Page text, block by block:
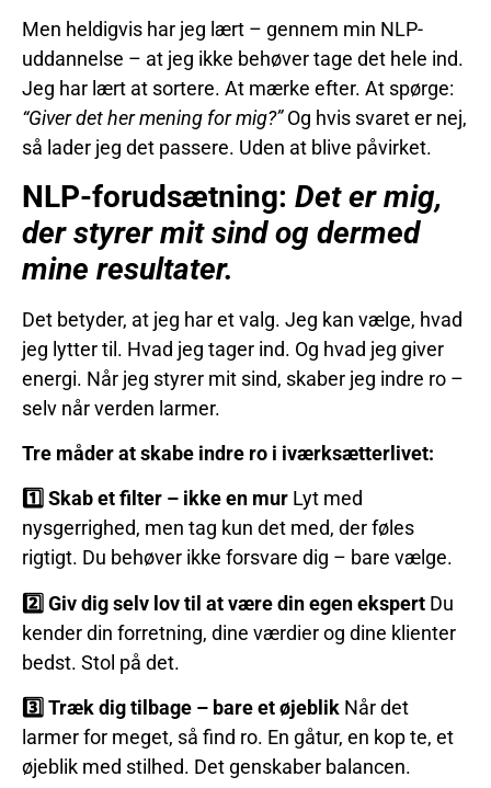
Men heldigvis har jeg lært – gennem min NLP-
uddannelse – at jeg ikke behøver tage det hele ind.
Jeg har lært at sortere. At mærke efter. At spørge:
“Giver det her mening for mig?”Og hvis svaret er nej,
så lader jeg det passere. Uden at blive påvirket.
NLP-forudsætning: Det er mig,
der styrer mit sind og dermed
mine resultater.
Det betyder, at jeg har et valg. Jeg kan vælge, hvad
jeg lytter til. Hvad jeg tager ind. Og hvad jeg giver
energi. Når jeg styrer mit sind, skaber jeg indre ro –
selv når verden larmer.
Tre måder at skabe indre ro i iværksætterlivet:
1️ ⃣ Skab et filter – ikke en mur Lyt med
nysgerrighed, men tag kun det med, der føles
rigtigt. Du behøver ikke forsvare dig – bare vælge.
2️ ⃣ Giv dig selv lov til at være din egen ekspert Du
kender din forretning, dine værdier og dine klienter
bedst. Stol på det.
3️ ⃣ Træk dig tilbage – bare et øjeblik Når det
larmer for meget, så find ro. En gåtur, en kop te, et
øjeblik med stilhed. Det genskaber balancen.